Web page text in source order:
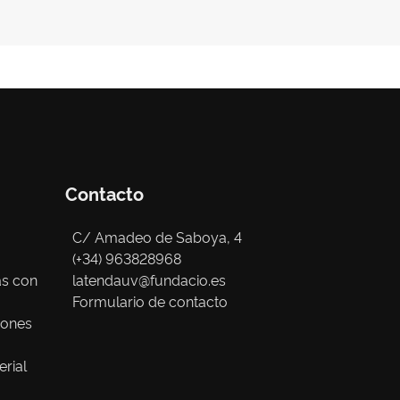
con
Contacto
C/ Amadeo de Saboya, 4
(+34) 963828968
latendauv@fundacio.es
Formulario de contacto